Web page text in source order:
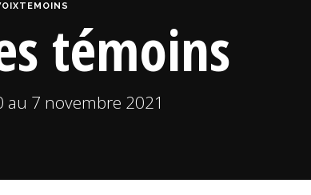
témoins
7 novembre 2021